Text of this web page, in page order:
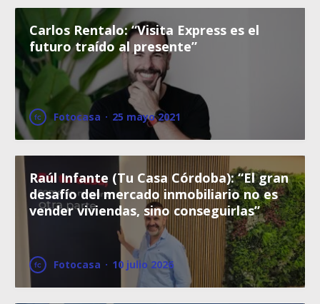
Carlos Rentalo: “Visita Express es el
futuro traído al presente”
Fotocasa · 25 mayo 2021
Raúl Infante (Tu Casa Córdoba): “El gran
desafío del mercado inmobiliario no es
vender viviendas, sino conseguirlas”
Fotocasa · 10 julio 2026